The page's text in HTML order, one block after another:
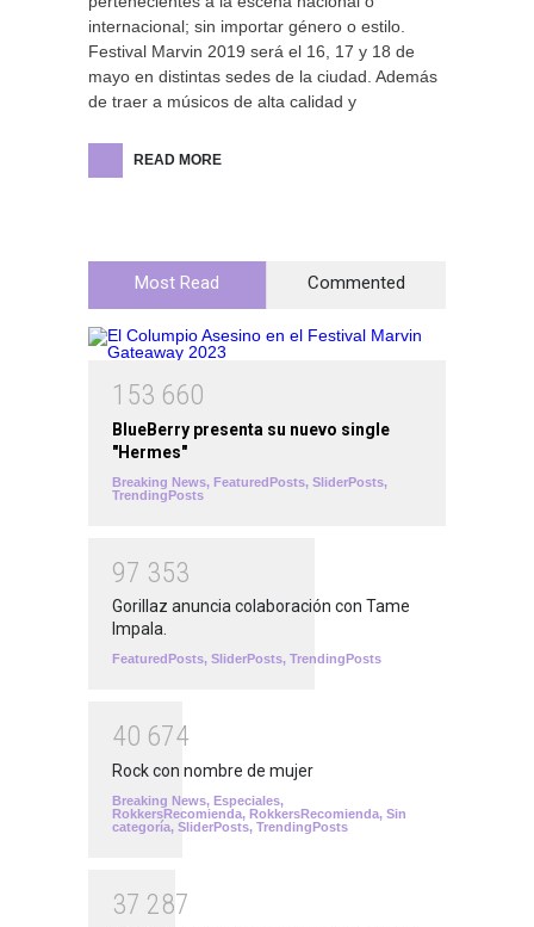
internacional; sin importar género o estilo.
Festival Marvin 2019 será el 16, 17 y 18 de
mayo en distintas sedes de la ciudad. Además
de traer a músicos de alta calidad y
READ MORE
Most Read Commented
1 53 660
BlueBerry presenta su nuevo single
"Hermes"
Breaking News, FeaturedPosts, SliderPosts,
TrendingPosts
97 353
Gorillaz anuncia colaboración con Tame
Impala.
FeaturedPosts, SliderPosts, TrendingPosts
40 674
Rock con nombre de mujer
Breaking News, Especiales,
RokkersRecomienda, RokkersRecomienda, Sin
categoría, SliderPosts, TrendingPosts
37 287